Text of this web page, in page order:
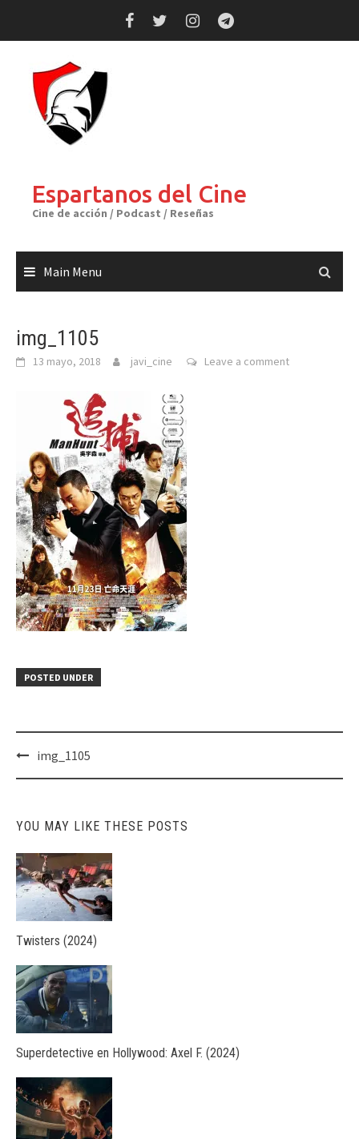
Espartanos del Cine
Cine de acción / Podcast / Reseñas
Main Menu
img_1105
13 mayo, 2018 javi_cine Leave a comment
POSTED UNDER
Postimg_1105
YOU MAY LIKE THESE POSTS
Twisters (2024)
Superdetective en Hollywood: Axel F. (2024)